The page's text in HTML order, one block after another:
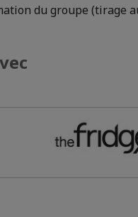
du groupe (tirage